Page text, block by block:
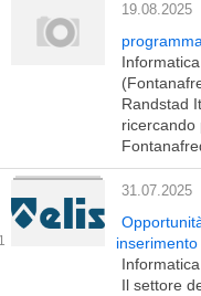
19.08.2025
Randstad
ricercando
31.07.2025
Il settore